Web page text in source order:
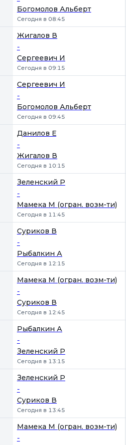
Богомолов Альберт
Сегодня в 08:45
Жигалов В
-
Сергеевич И
Сегодня в 09:15
Сергеевич И
-
Богомолов Альберт
Сегодня в 09:45
Данилов Е
-
Жигалов В
Сегодня в 10:15
Зеленский Р
-
Мамека М (огран. возм-ти)
Сегодня в 11:45
Суриков В
-
Рыбалкин А
Сегодня в 12:15
Мамека М (огран. возм-ти)
-
Суриков В
Сегодня в 12:45
Рыбалкин А
-
Зеленский Р
Сегодня в 13:15
Зеленский Р
-
Суриков В
Сегодня в 13:45
Мамека М (огран. возм-ти)
-